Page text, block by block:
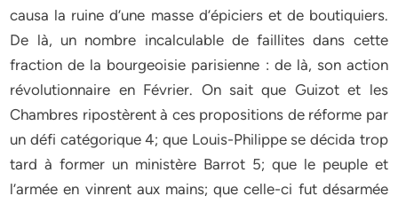
causa la ruine d’une masse d’épiciers et de boutiquiers.
De là, un nombre incalculable de faillites dans cette
fraction de la bourgeoisie parisienne : de là, son action
révolutionnaire en Février. On sait que Guizot et les
Chambres ripostèrent à ces propositions de réforme par
un défi catégorique 4; que Louis-Philippe se décida trop
tard à former un ministère Barrot 5; que le peuple et
l’armée en vinrent aux mains; que celle-ci fut désarmée